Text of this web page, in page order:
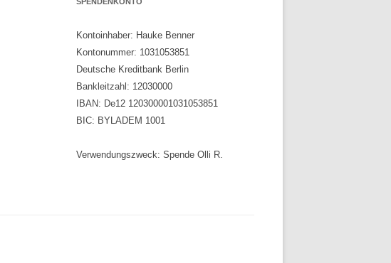
Kontoinhaber: Hauke Benner
Kontonummer: 1031053851
Deutsche Kreditbank Berlin
Bankleitzahl: 12030000
IBAN: De12 120300001031053851
BIC: BYLADEM 1001
Verwendungszweck: Spende Olli R.